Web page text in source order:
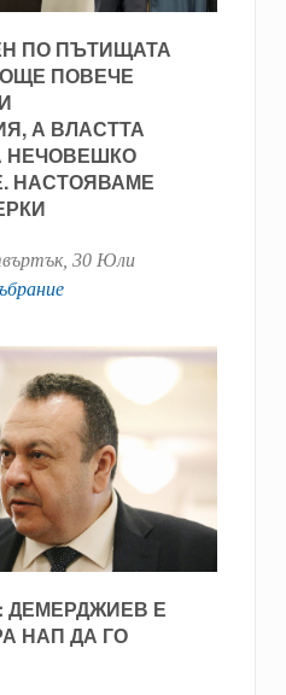
ПО ПЪТИЩАТА
ПОВЕЧЕ
А ВЛАСТТА
НЕЧОВЕШКО
НАСТОЯВАМЕ
30 Юли
Е
НАП ДА ГО